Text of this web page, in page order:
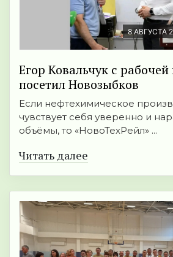
8 АВГУСТА
Егор Ковальчук с
посетил Новозыбков
Если нефтехимическое
чувствует себя уверенно и
объёмы, то «НовоТехРейл» ...
Читать далее